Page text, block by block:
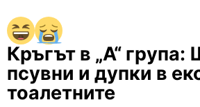
Кръгът в „А“
псувни и дупки в
тоалетните